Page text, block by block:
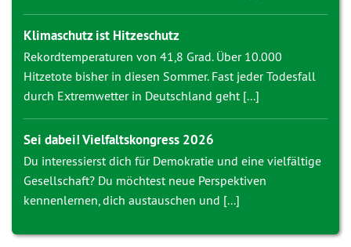
Klimaschutz ist Hitzeschutz
Rekordtemperaturen von 41,8 Grad. Über 10.000
Hitzetote bisher in diesen Sommer. Fast jeder Todesfall
durch Extremwetter in Deutschland geht [...]
Sei dabei! Vielfaltskongress 2026
Du interessierst dich für Demokratie und eine vielfältige
Gesellschaft? Du möchtest neue Perspektiven
kennenlernen, dich austauschen und [...]